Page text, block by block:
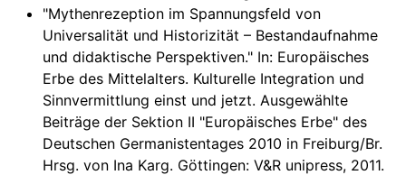
"Mythenrezeption im Spannungsfeld von
Universalität und Historizität – Bestandaufnahme
und didaktische Perspektiven." In: Europäisches
Erbe des Mittelalters. Kulturelle Integration und
Sinnvermittlung einst und jetzt. Ausgewählte
Beiträge der Sektion II "Europäisches Erbe" des
Deutschen Germanistentages 2010 in Freiburg/Br.
Hrsg. von Ina Karg. Göttingen: V&R unipress, 2011.